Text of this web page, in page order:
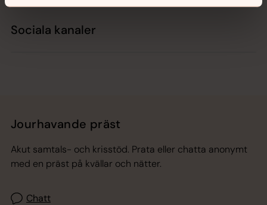
Sociala kanaler
Jourhavande präst
Akut samtals- och krisstöd. Prata eller chatta anonymt
med en präst på kvällar och nätter.
Chatt